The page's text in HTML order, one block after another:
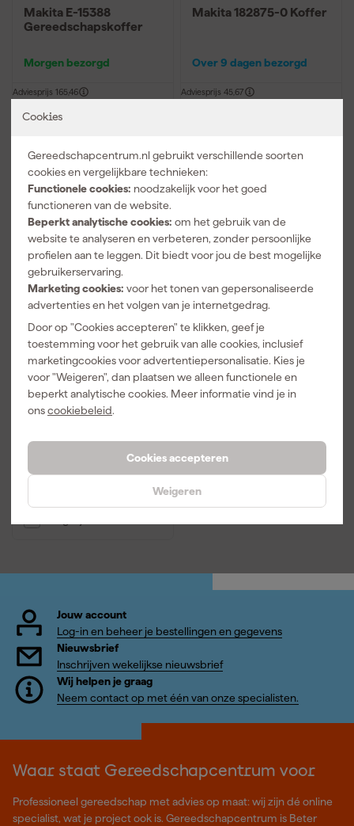
Cookies
Gereedschapcentrum.nl gebruikt verschillende soorten
cookies en vergelijkbare technieken:
Functionele cookies: noodzakelijk voor het goed
functioneren van de website.
Beperkt analytische cookies: om het gebruik van de
website te analyseren en verbeteren, zonder persoonlijke
profielen aan te leggen. Dit biedt voor jou de best mogelijke
gebruikerservaring.
Marketing cookies: voor het tonen van gepersonaliseerde
advertenties en het volgen van je internetgedrag.
Door op "Cookies accepteren" te klikken, geef je
toestemming voor het gebruik van alle cookies, inclusief
marketingcookies voor advertentiepersonalisatie. Kies je
voor "Weigeren", dan plaatsen we alleen functionele en
beperkt analytische cookies. Meer informatie vind je in
onscookiebeleid.
Cookies accepteren
Weigeren
Makita E-15388
Gereedschapskoffer
Morgen bezorgd
Adviesprijs 165,46
91,79
Vergelijk
Makita 182875-0 Koffer
Over 9 dagen bezorgd
Adviesprijs 45,67
Makita 823308-3 Koffer
aluminium
Over 9 dagen bezorgd
Afgelopen 30 dgn
40,69
Jouw account
Log-in en beheer je bestellingen en gegevens
Nieuwsbrief
Inschrijven wekelijkse nieuwsbrief
Wij helpen je graag
Neem contact op met één van onze specialisten.
Waar staat Gereedschapcentrum voor
Professioneel gereedschap met advies op maat: wij zijn dé online
specialist, wat je project ook is. Gereedschapcentrum is Beter